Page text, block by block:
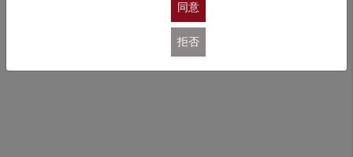
同意
拒否